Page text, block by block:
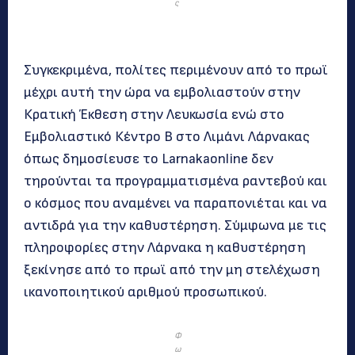
ς
Συγκεκριμένα, πολίτες περιμένουν από το πρωϊ
μέχρι αυτή την ώρα να εμβολιαστούν στην
Κρατική Έκθεση στην Λευκωσία ενώ στο
Εμβολιαστικό Κέντρο Β στο Λιμάνι Λάρνακας
όπως δημοσίευσε το Larnakaonline δεν
τηρούνται τα προγραμματισμένα ραντεβού και
ο κόσμος που αναμένει να παραπονιέται και να
αντιδρά για την καθυστέρηση. Σύμφωνα με τις
πληροφορίες στην Λάρνακα η καθυστέρηση
ξεκίνησε από το πρωϊ από την μη στελέχωση
ικανοποιητικού αριθμού προσωπικού.
Φ
ω